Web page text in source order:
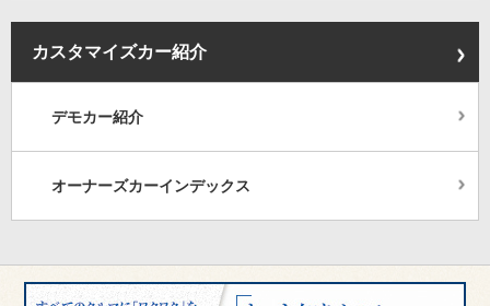
カスタマイズカー紹介
デモカー紹介
オーナーズカーインデックス